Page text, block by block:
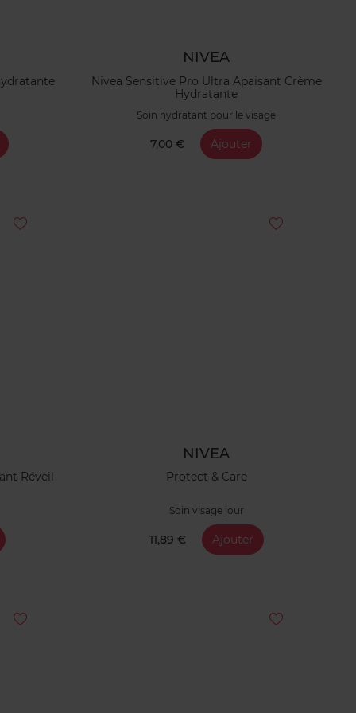
NIVEA
Nivea Sensitive Pro Ultra Apaisant Crème
Hydratante
Soin hydratant pour le visage
7,00 € Ajouter
Réveil
NIVEA
Protect & Care
Soin visage jour
11,89 € Ajouter